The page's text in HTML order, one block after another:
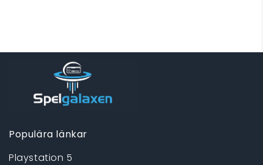
Populära länkar
Playstation 5